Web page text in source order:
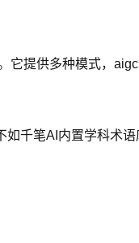
提供多种模式，aigc
千笔AI内置学科术